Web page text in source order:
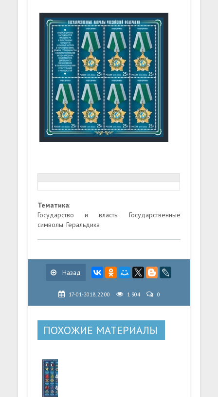
Тематика:
Государство и власть: Государственные
символы. Геральдика
Назад
17-01-2018, 22:00 1 904 0
ПОХОЖИЕ МАТЕРИАЛЫ